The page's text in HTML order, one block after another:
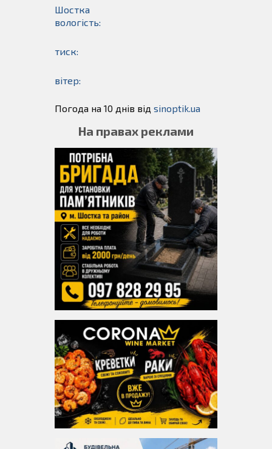
Шостка
вологість:
тиск:
вітер:
Погода на 10 днів від sinoptik.ua
На правах реклами